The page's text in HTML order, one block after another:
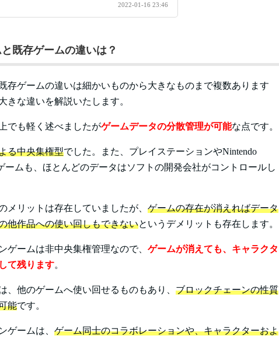
2022-01-16 23:46
既存ゲームの違いは？
存ゲームの違いは細かいものから大きなものまで複数あります
きな違いを解説いたします。
でも軽く述べましたがゲームデータの分散管理が可能な点です。
る中央集権型でした。また、プレイステーションやNintendo
ームも、ほとんどのデータはソフトの開発会社がコントロールし
メリットは存在していましたが、 ゲームの存在が消えればデータ
他作品への使い回しもできないというデメリットも存在します。
ゲームは非中央集権管理なので、 ゲームが消えても、キャラクタ
て残ります。
、他のゲームへ使い回せるものもあり、 ブロックチェーンの性質
能です。
ゲームは、 ゲーム同士のコラボレーションや、キャラクターおよ